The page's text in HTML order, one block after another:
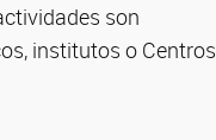
son
institutos o Centros